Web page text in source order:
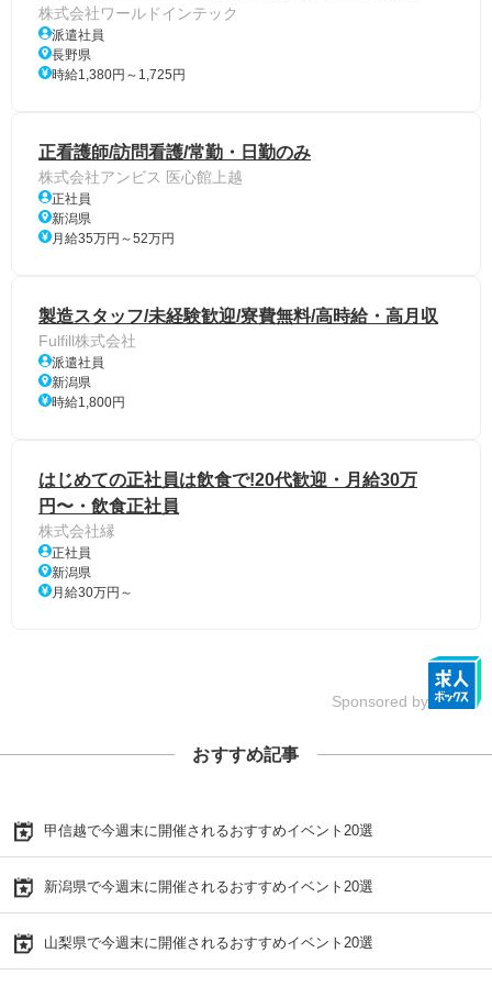
株式会社ワールドインテック
派遣社員
長野県
時給1,380円～1,725円
正看護師/訪問看護/常勤・日勤のみ
株式会社アンビス 医心館上越
正社員
新潟県
月給35万円～52万円
製造スタッフ/未経験歓迎/寮費無料/高時給・高月収
Fulfill株式会社
派遣社員
新潟県
時給1,800円
はじめての正社員は飲食で!20代歓迎・月給30万
円〜・飲食正社員
株式会社縁
正社員
新潟県
月給30万円～
Sponsored by
おすすめ記事
甲信越で今週末に開催されるおすすめイベント20選
新潟県で今週末に開催されるおすすめイベント20選
山梨県で今週末に開催されるおすすめイベント20選